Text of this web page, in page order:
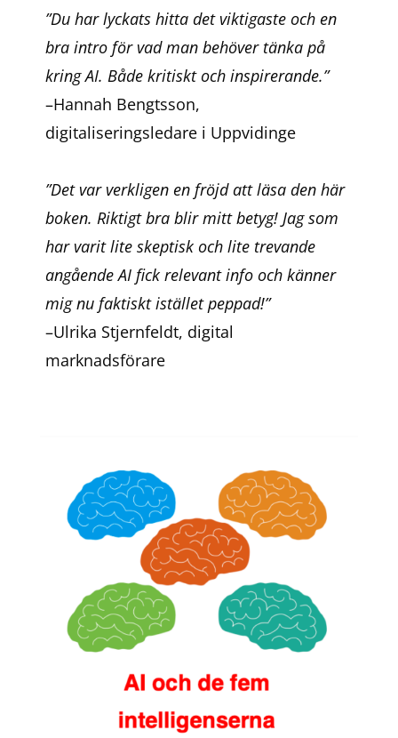
”Du har lyckats hitta det viktigaste och en
bra intro för vad man behöver tänka på
kring AI. Både kritiskt och inspirerande.”
–Hannah Bengtsson,
digitaliseringsledare i Uppvidinge
”Det var verkligen en fröjd att läsa den här
boken. Riktigt bra blir mitt betyg! Jag som
har varit lite skeptisk och lite trevande
angående AI fick relevant info och känner
mig nu faktiskt istället peppad!”
–Ulrika Stjernfeldt, digital
marknadsförare